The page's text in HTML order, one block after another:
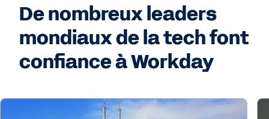
De nombreux leaders
mondiaux de la tech font
confiance à Workday